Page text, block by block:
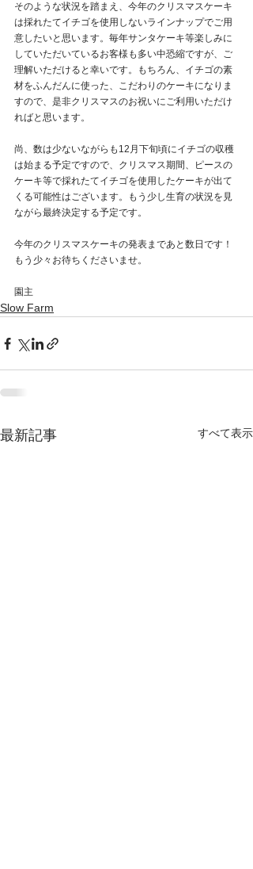
そのような状況を踏まえ、今年のクリスマスケーキ
は採れたてイチゴを使用しないラインナップでご用
意したいと思います。毎年サンタケーキ等楽しみに
していただいているお客様も多い中恐縮ですが、ご
理解いただけると幸いです。もちろん、イチゴの素
材をふんだんに使った、こだわりのケーキになりま
すので、是非クリスマスのお祝いにご利用いただけ
ればと思います。
尚、数は少ないながらも12月下旬頃にイチゴの収穫
は始まる予定ですので、クリスマス期間、ピースの
ケーキ等で採れたてイチゴを使用したケーキが出て
くる可能性はございます。もう少し生育の状況を見
ながら最終決定する予定です。
今年のクリスマスケーキの発表まであと数日です！
もう少々お待ちくださいませ。
園主
Slow Farm
最新記事 すべて表示